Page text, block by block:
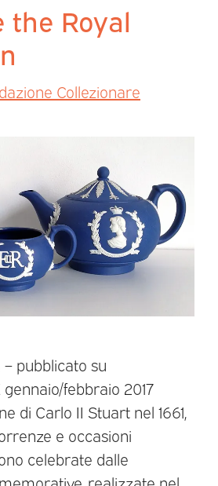
the Royal
Collezionare
pubblicato su
gennaio/febbraio 2017
di Carlo II Stuart nel 1661,
e occasioni
celebrate dalle